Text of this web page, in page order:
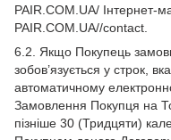
PAIR.COM.UA/ Інтернет-
PAIR.COM.UA//contact.
6.2. Якщо Покупець
зобов’язується у строк,
автоматичному
Замовлення Покупця на
пізніше 30 (Тридцяти)